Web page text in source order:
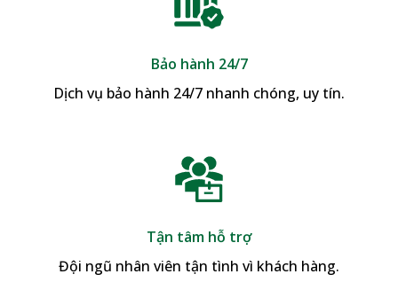
Bảo hành 24/7
Dịch vụ bảo hành 24/7 nhanh chóng, uy tín.
Tận tâm hỗ trợ
Đội ngũ nhân viên tận tình vì khách hàng.